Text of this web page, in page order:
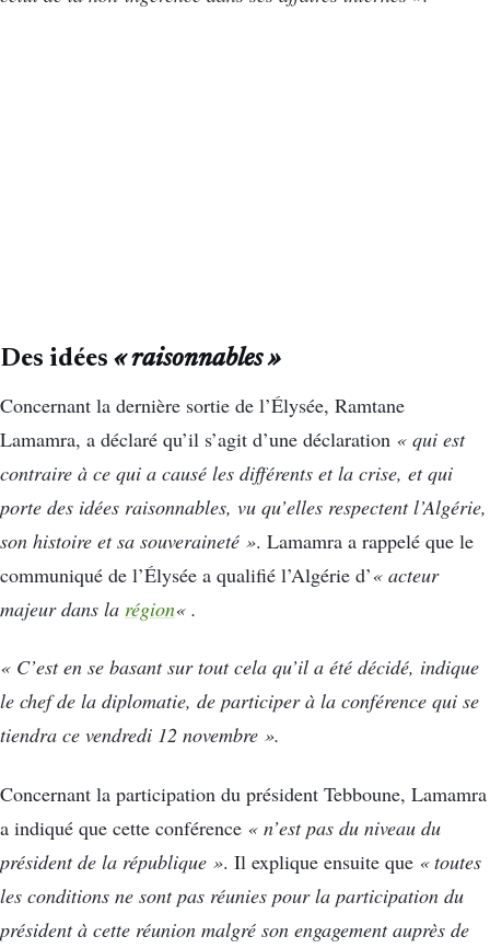
Des idées « raisonnables »
Concernant la dernière sortie de l’Élysée, Ramtane
Lamamra, a déclaré qu’il s’agit d’une déclaration « qui est
contraire à ce qui a causé les différents et la crise, et qui
porte des idées raisonnables, vu qu’elles respectent l’Algérie,
son histoire et sa souveraineté ». Lamamra a rappelé que le
communiqué de l’Élysée a qualifié l’Algérie d’« acteur
majeur dans la région« .
« C’est en se basant sur tout cela qu’il a été décidé, indique
le chef de la diplomatie, de participer à la conférence qui se
tiendra ce vendredi 12 novembre ».
Concernant la participation du président Tebboune, Lamamra
a indiqué que cette conférence « n’est pas du niveau du
président de la république ». Il explique ensuite que « toutes
les conditions ne sont pas réunies pour la participation du
président à cette réunion malgré son engagement auprès de